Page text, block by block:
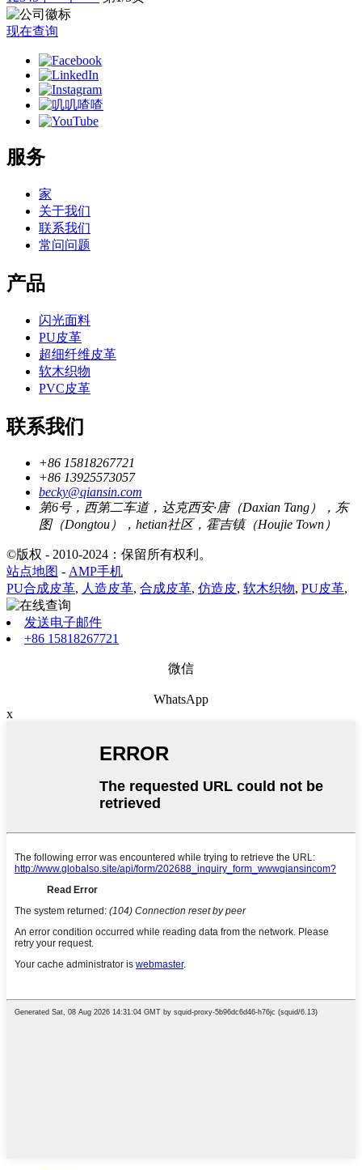
现在查询
服务
家
关于我们
联系我们
常问问题
产品
闪光面料
PU皮革
超细纤维皮革
软木织物
PVC皮革
联系我们
+86 15818267721
+86 13925573057
becky@qiansin.com
第6号，西第二车道，达克西安·唐（Daxian Tang），东
图（Dongtou），hetian社区，霍吉镇（Houjie Town）
©版权 - 2010-2024：保留所有权利。
站点地图 - AMP手机
PU合成皮革, 人造皮革, 合成皮革, 仿造皮, 软木织物, PU皮革,
发送电子邮件
+86 15818267721
微信
WhatsApp
x